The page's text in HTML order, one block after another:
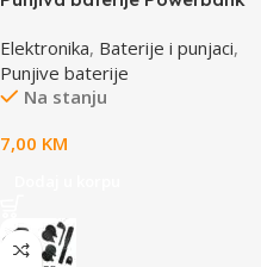
168267 MANHATTAN
Elektronika, Baterije i punjaci,
Punjive baterije
Na stanju
7,00 KM